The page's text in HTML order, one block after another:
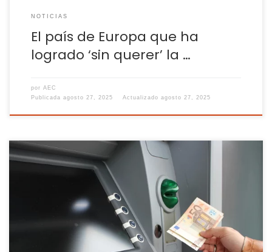
NOTICIAS
El país de Europa que ha
logrado ‘sin querer’ la …
por AEC
Publicada agosto 27, 2025 Actualizado agosto 27, 2025
Conocer los límites legales y los formularios obligatorios
puede ahorrarte sanciones millonarias Las autoridades
fiscales y los bancos están cada vez más atentos a los
movimientos de efectivo poco habituales. En España, se han
reforzado los mecanismos para garantizar la trazabilidad y
evitar el uso ilícito de grandes cantidades de […]